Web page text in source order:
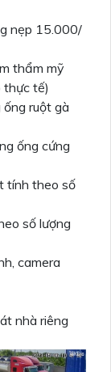
nẹp 15.000/
thẩm mỹ
thực tế)
ruột gà
ống cứng
tính theo số
số lượng
camera